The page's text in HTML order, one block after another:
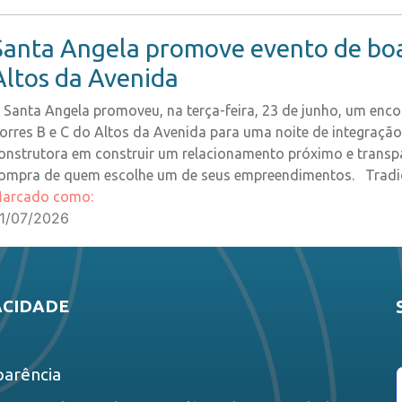
Angela promove evento de
da Avenida
Santa Angela promoveu, na terça-feira, 23 de junho, um
B e C do Altos da Avenida para uma noite de
em construir um relacionamento próximo e
de quem escolhe um de seus empreendimentos.
como:
07/2026